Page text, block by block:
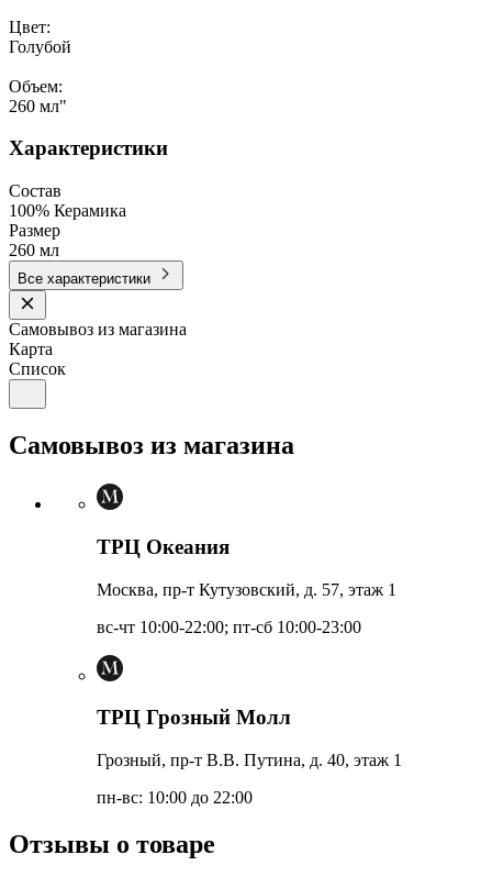
Цвет:
Голубой
Объем:
260 мл"
Характеристики
Состав
100% Керамика
Размер
260 мл
Все характеристики
Самовывоз из магазина
Карта
Список
Самовывоз из магазина
ТРЦ Океания
Москва, пр-т Кутузовский, д. 57, этаж 1
вс-чт 10:00-22:00; пт-сб 10:00-23:00
ТРЦ Грозный Молл
Грозный, пр-т В.В. Путина, д. 40, этаж 1
пн-вс: 10:00 до 22:00
Отзывы о товаре